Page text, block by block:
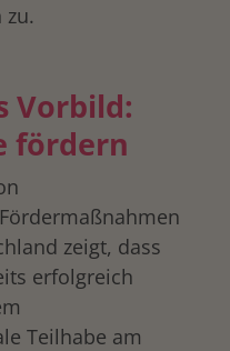
zu.
Vorbild:
fördern
zeigt, dass
erfolgreich
Teilhabe am